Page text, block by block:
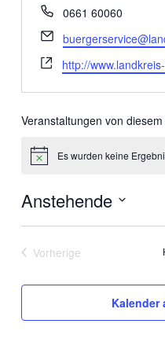
Telefon
0661 60060
Email
Webseite
http://
Veranstaltungen von
HinweisEs wurden keine
Anstehende
Vorherige
Kalender